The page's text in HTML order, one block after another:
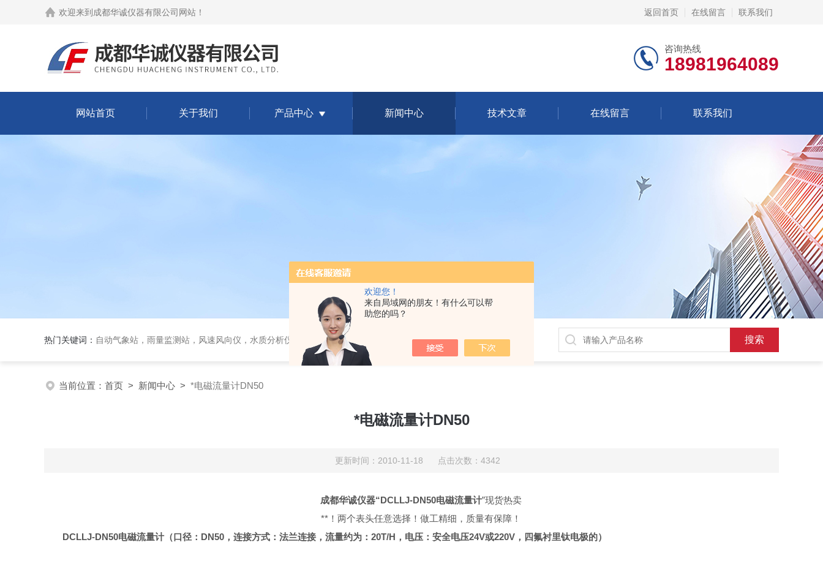
欢迎您！
来自局域网的朋友！有什么可以帮
助您的吗？
欢迎来到 成都华诚仪器有限公司网站 ！ 返回首页 在线留言 联系我们
咨询热线
18981964089
网站首页 关于我们 产品中心 新闻中心 技术文章 在线留言 联系我们
热门关键词： 自动气象站，雨量监测站，风速风向仪，水质分析仪，气体分析报警器，
当前位置： 首页 > 新闻中心 > *电磁流量计DN50
*电磁流量计DN50
更新时间：2010-11-18 点击次数：4342
成都华诚仪器“DCLLJ-DN50电磁流量计”现货热卖
**！两个表头任意选择！做工精细，质量有保障！
DCLLJ-DN50电磁流量计（口径： DN50 ，连接方式：法兰连接，流量约为： 20T/H ，电压：安全电压24V或220V ，四氟衬里钛电极的）